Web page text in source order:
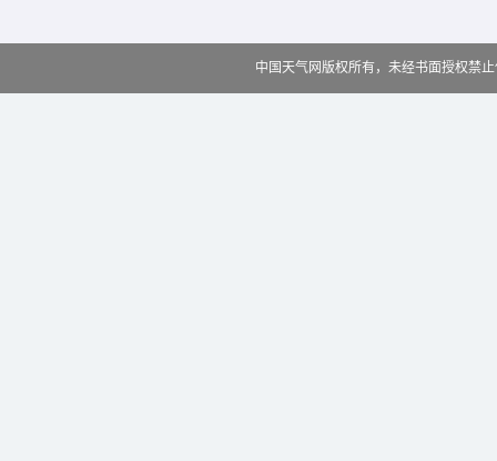
中国天气网版权所有，未经书面授权